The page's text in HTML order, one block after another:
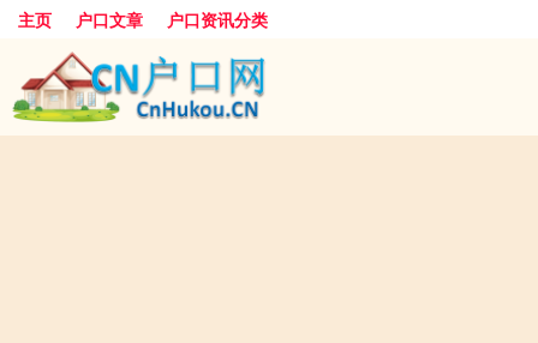
主页 户口文章 户口资讯分类